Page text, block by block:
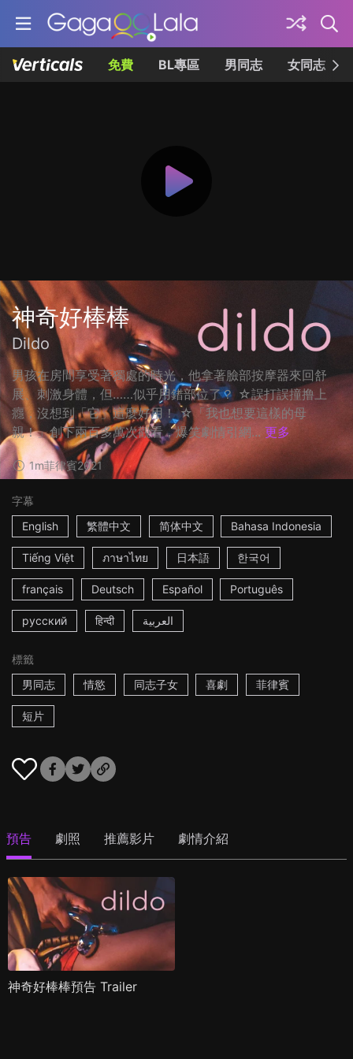
免費 BL專區 男同志 女同志
神奇好棒棒
Dildo
男孩在房間享受著獨處的時光，他拿著臉部按摩器來回舒
展、刺激身體，但……似乎用錯部位了？ ☆誤打誤撞撸上
癮，沒想到「它」這麼好用！ ☆「我也想要這樣的母
親！」創下兩百多萬次觀看，爆笑劇情引網... 更多
1m菲律賓2021
字幕
English
繁體中文 简体中文 Bahasa Indonesia
Tiếng Việt ภาษาไทย 日本語 한국어
français Deutsch Español Português
русский हिन्दी العربية
標籤
男同志
情慾 同志子女 喜劇 菲律賓
短片
預告 劇照 推薦影片 劇情介紹
神奇好棒棒預告 Trailer